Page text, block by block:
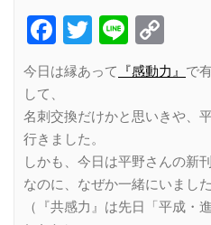
Facebook
Twitter
Line
今日は縁あって 『感動力』 で
して、
名刺交換だけかと思いきや、
行きました。
しかも、今日は平野さんの新
なのに、なぜか一緒にいました
（『共感力』は先日「平成・